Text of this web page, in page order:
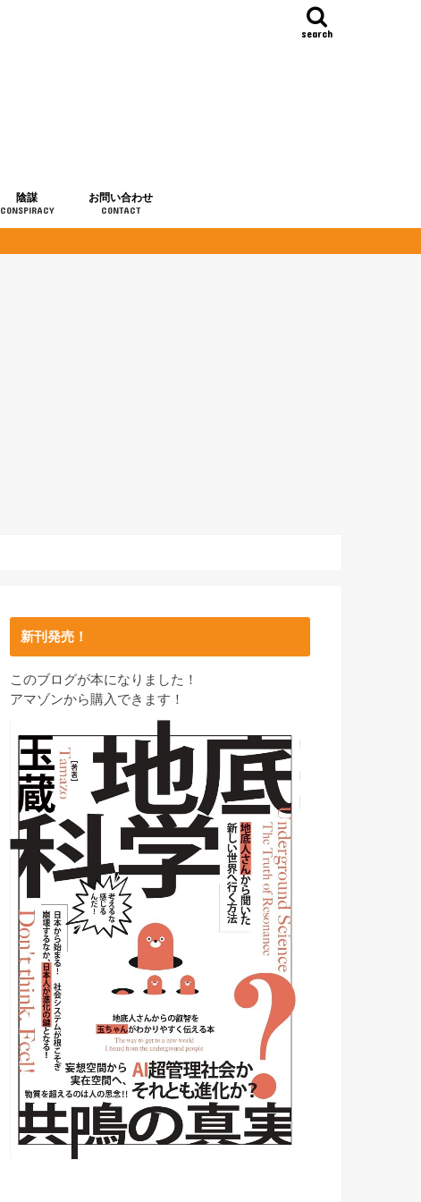
search
陰謀
CONSPIRACY
お問い合わせ
CONTACT
新刊発売！
このブログが本になりました！
アマゾンから購入できます！